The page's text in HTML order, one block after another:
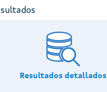
Resultados detallados